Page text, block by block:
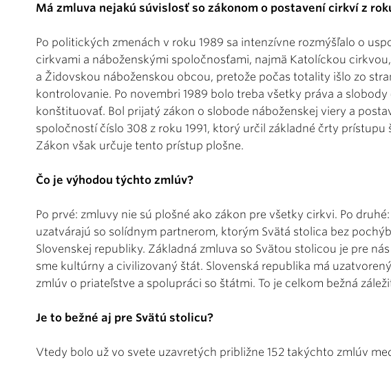
Má zmluva nejakú súvislosť so zákonom o postavení cirkví z
Po politických zmenách v roku 1989 sa intenzívne rozmýšľalo o
cirkvami a náboženskými spoločnosťami, najmä Katolíckou
a Židovskou náboženskou obcou, pretože počas totality išlo zo
kontrolovanie. Po novembri 1989 bolo treba všetky práva a
konštituovať. Bol prijatý zákon o slobode náboženskej viery a
spoločností číslo 308 z roku 1991, ktorý určil základné črty
Zákon však určuje tento prístup plošne.
Čo je výhodou týchto zmlúv?
Po prvé: zmluvy nie sú plošné ako zákon pre všetky cirkvi. Po
uzatvárajú so solídnym partnerom, ktorým Svätá stolica bez
Slovenskej republiky. Základná zmluva so Svätou stolicou je pre
sme kultúrny a civilizovaný štát. Slovenská republika má
zmlúv o priateľstve a spolupráci so štátmi. To je celkom bežná
Je to bežné aj pre Svätú stolicu?
Vtedy bolo už vo svete uzavretých približne 152 takýchto zmlúv